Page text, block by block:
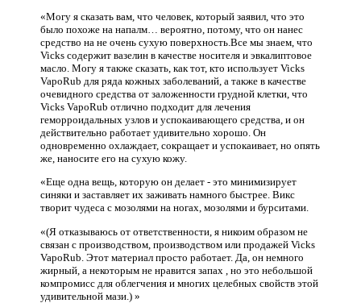
«Могу я сказать вам, что человек, который заявил, что это
было похоже на напалм… вероятно, потому, что он нанес
средство на не очень сухую поверхность.Все мы знаем, что
Vicks содержит вазелин в качестве носителя и эвкалиптовое
масло. Могу я также сказать, как тот, кто использует Vicks
VapoRub для ряда кожных заболеваний, а также в качестве
очевидного средства от заложенности грудной клетки, что
Vicks VapoRub отлично подходит для лечения
геморроидальных узлов и успокаивающего средства, и он
действительно работает удивительно хорошо. Он
одновременно охлаждает, сокращает и успокаивает, но опять
же, наносите его на сухую кожу.
«Еще одна вещь, которую он делает - это минимизирует
синяки и заставляет их заживать намного быстрее. Викс
творит чудеса с мозолями на ногах, мозолями и бурситами.
«(Я отказываюсь от ответственности, я никоим образом не
связан с производством, производством или продажей Vicks
VapoRub. Этот материал просто работает. Да, он немного
жирный, а некоторым не нравится запах , но это небольшой
компромисс для облегчения и многих целебных свойств этой
удивительной мази.) »